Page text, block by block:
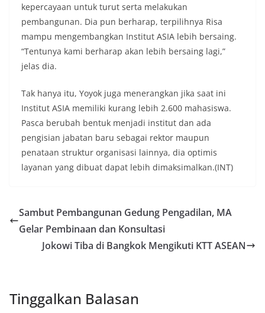
kepercayaan untuk turut serta melakukan
pembangunan. Dia pun berharap, terpilihnya Risa
mampu mengembangkan Institut ASIA lebih bersaing.
“Tentunya kami berharap akan lebih bersaing lagi,”
jelas dia.
Tak hanya itu, Yoyok juga menerangkan jika saat ini
Institut ASIA memiliki kurang lebih 2.600 mahasiswa.
Pasca berubah bentuk menjadi institut dan ada
pengisian jabatan baru sebagai rektor maupun
penataan struktur organisasi lainnya, dia optimis
layanan yang dibuat dapat lebih dimaksimalkan.(INT)
Sambut Pembangunan Gedung Pengadilan, MA
Gelar Pembinaan dan Konsultasi
Jokowi Tiba di Bangkok Mengikuti KTT ASEAN
Tinggalkan Balasan